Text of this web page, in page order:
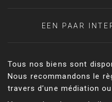
EEN PAAR
Tous nos biens sont
Nous recommandons le
travers d’une médiation